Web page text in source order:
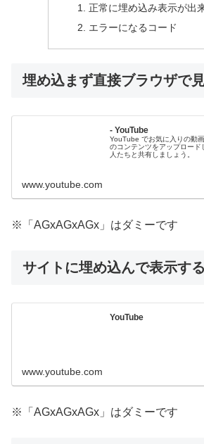
正常に埋め込み表示が出
エラーになるコード
埋め込まず直接ブラウザで
- YouTube
YouTube でお気に入りの動
のコンテンツをアップロー
人たちと共有しましょう。
www.youtube.com
※「AGxAGxAGx」はダミーです
サイトに埋め込んで表示す
YouTube
www.youtube.com
※「AGxAGxAGx」はダミーです